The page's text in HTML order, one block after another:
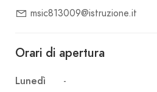
msic813009@istruzione.it
Orari di apertura
Lunedì
-